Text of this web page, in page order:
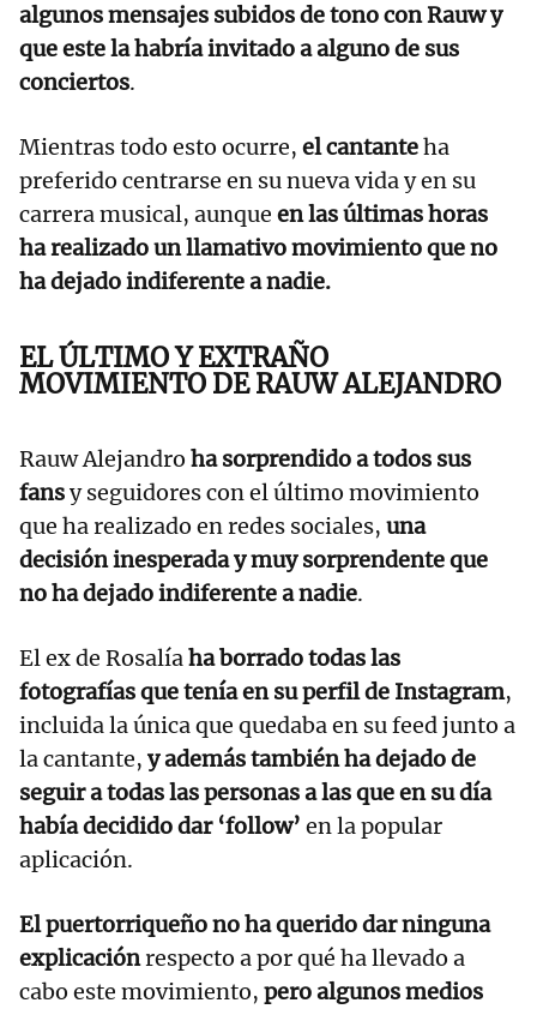
algunos mensajes subidos de tono con Rauw y
que este la habría invitado a alguno de sus
conciertos.
Mientras todo esto ocurre, el cantanteha
preferido centrarse en su nueva vida y en su
carrera musical, aunque en las últimas horas
ha realizado un llamativo movimiento que no
ha dejado indiferente a nadie.
EL ÚLTIMO Y EXTRAÑO
MOVIMIENTO DE RAUW ALEJANDRO
Rauw Alejandro ha sorprendido a todos sus
fansy seguidores con el último movimiento
que ha realizado en redes sociales, una
decisión inesperada y muy sorprendente que
no ha dejado indiferente a nadie.
El ex de Rosalíaha borrado todas las
fotografías que tenía en su perfil de Instagram,
incluida la única que quedaba en su feed junto a
la cantante, y además también ha dejado de
seguir a todas las personas a las que en su día
había decidido dar ‘follow’ en la popular
aplicación.
El puertorriqueño no ha querido dar ninguna
explicaciónrespecto a por qué ha llevado a
cabo este movimiento, pero algunos medios